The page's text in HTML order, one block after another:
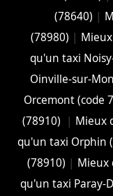
(78640) |
(78980) |
qu'un taxi
Oinville-sur-
Orcemont (code
(78910)
| Mieux
qu'un taxi Orphin
(78910) | Mieux
qu'un taxi Paray-